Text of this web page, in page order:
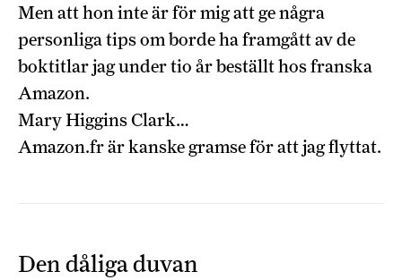
Men att hon inte är för mig att ge några
personliga tips om borde ha framgått av de
boktitlar jag under tio år beställt hos franska
Amazon.
Mary Higgins Clark…
Amazon.fr är kanske gramse för att jag flyttat.
Den dåliga duvan